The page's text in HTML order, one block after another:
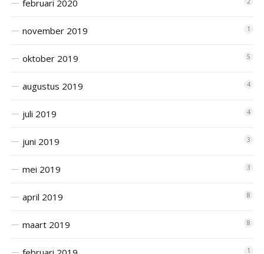
februari 2020
november 2019 1
oktober 2019 5
augustus 2019 4
juli 2019 4
juni 2019 3
mei 2019 3
april 2019 8
maart 2019 8
1